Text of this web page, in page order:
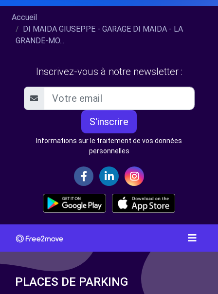
Accueil
DI MAIDA GIUSEPPE - GARAGE DI MAIDA - LA
GRANDE-MO...
Inscrivez-vous à notre newsletter :
S'inscrire
Informations sur le traitement de vos données
personnelles
PLACES DE PARKING